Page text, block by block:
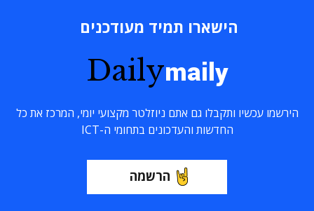
הישארו תמיד מעודכנים
Dailymaily
הירשמו עכשיו ותקבלו גם אתם ניוזלטר מקצועי יומי, המרכז את כל
החדשות והעדכונים בתחומי ה-ICT
הרשמה